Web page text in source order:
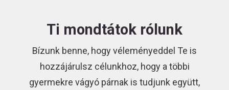
Ti mondtátok rólunk
Bízunk benne, hogy véleményeddel Te is
hozzájárulsz célunkhoz, hogy a többi
gyermekre vágyó párnak is tudjunk együtt,